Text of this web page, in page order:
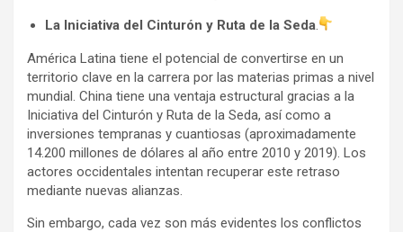
La Iniciativa del Cinturón y Ruta de la Seda.
América Latina tiene el potencial de convertirse en un
territorio clave en la carrera por las materias primas a nivel
mundial. China tiene una ventaja estructural gracias a la
Iniciativa del Cinturón y Ruta de la Seda, así como a
inversiones tempranas y cuantiosas (aproximadamente
14.200 millones de dólares al año entre 2010 y 2019). Los
actores occidentales intentan recuperar este retraso
mediante nuevas alianzas.
Sin embargo, cada vez son más evidentes los conflictos